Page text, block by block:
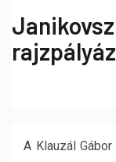
A Klauzál